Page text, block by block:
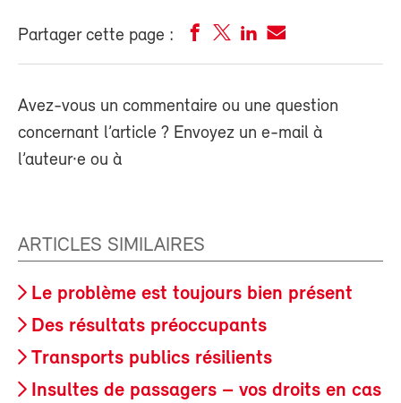
Partager cette page :
Avez-vous un commentaire ou une question
concernant l’article ? Envoyez un e-mail à
l’auteur·e ou à
ARTICLES SIMILAIRES
Le problème est toujours bien présent
Des résultats préoccupants
Transports publics résilients
Insultes de passagers – vos droits en cas